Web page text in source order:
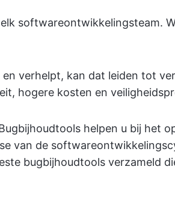
softwareontwikkelingsteam.
verhelpt, kan dat leiden tot
hogere kosten en
helpen u bij het
van de
bugbijhoudtools verzameld